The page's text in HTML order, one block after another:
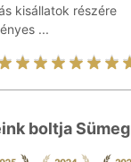
kisállatok részére
...
boltja Sümeg